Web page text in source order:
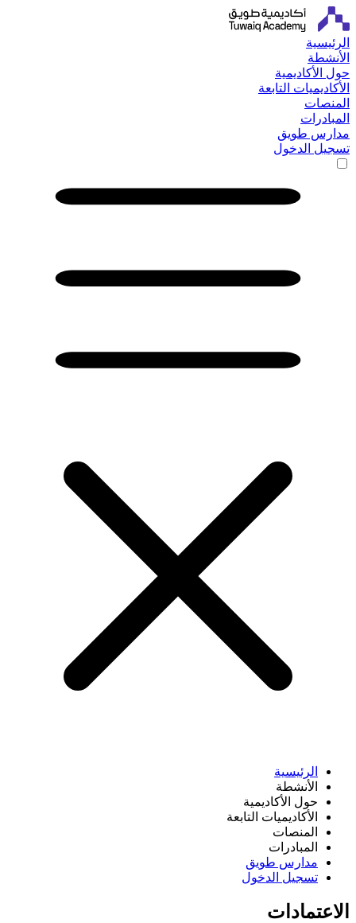
الرئيسية
الأنشطة
حول الأكاديمية
الأكاديميات التابعة
المنصات
المبادرات
مدارس طويق
تسجيل الدخول
الرئيسية
الأنشطة
حول الأكاديمية
الأكاديميات التابعة
المنصات
المبادرات
مدارس طويق
تسجيل الدخول
الاعتمادات